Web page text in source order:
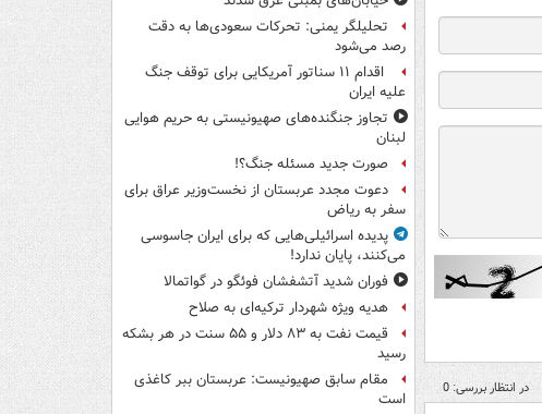
در انتظار بررسی: 0
تحلیلگر یمنی: تحرکات سعودی‌ها به دقت
رصد می‌شود
اقدام ۱۱ سناتور آمریکایی برای توقف جنگ
علیه ایران
تجاوز جنگنده‌های صهیونیستی به حریم هوایی
لبنان
صورت جدید مسئله جنگ؟!
دعوت مجدد عربستان از نخست‌وزیر عراق برای
سفر به ریاض
پدیده اسرائیلی‌هایی که برای ایران جاسوسی
می‌کنند، پایان ندارد!
فوران شدید آتشفشان فوئگو در گواتمالا
هدیه ویژه شهردار ترکیه‌ای به صلاح
قیمت نفت به ۸۳ دلار و ۵۵ سنت در هر بشکه
رسید
مقام سابق صهیونیست: عربستان ببر کاغذی
است